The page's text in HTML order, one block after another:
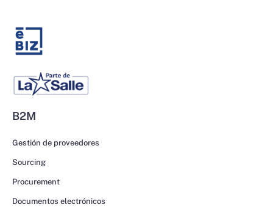
B2M
Gestión de proveedores
Sourcing
Procurement
Documentos electrónicos